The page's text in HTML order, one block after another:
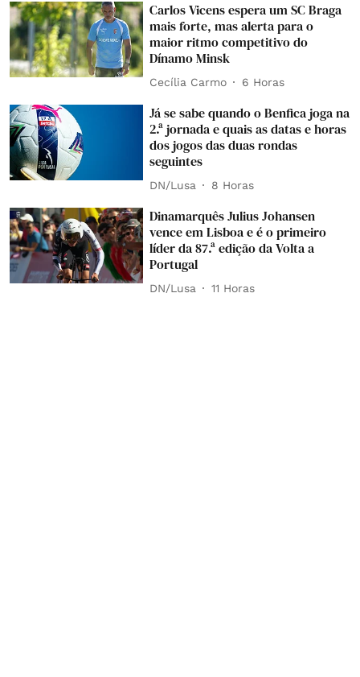
Carlos Vicens espera um SC Braga
mais forte, mas alerta para o
maior ritmo competitivo do
Dínamo Minsk
Cecília Carmo 6 Horas
Já se sabe quando o Benfica joga na
2.ª jornada e quais as datas e horas
dos jogos das duas rondas
seguintes
DN/Lusa 8 Horas
Dinamarquês Julius Johansen
vence em Lisboa e é o primeiro
líder da 87.ª edição da Volta a
Portugal
DN/Lusa 11 Horas